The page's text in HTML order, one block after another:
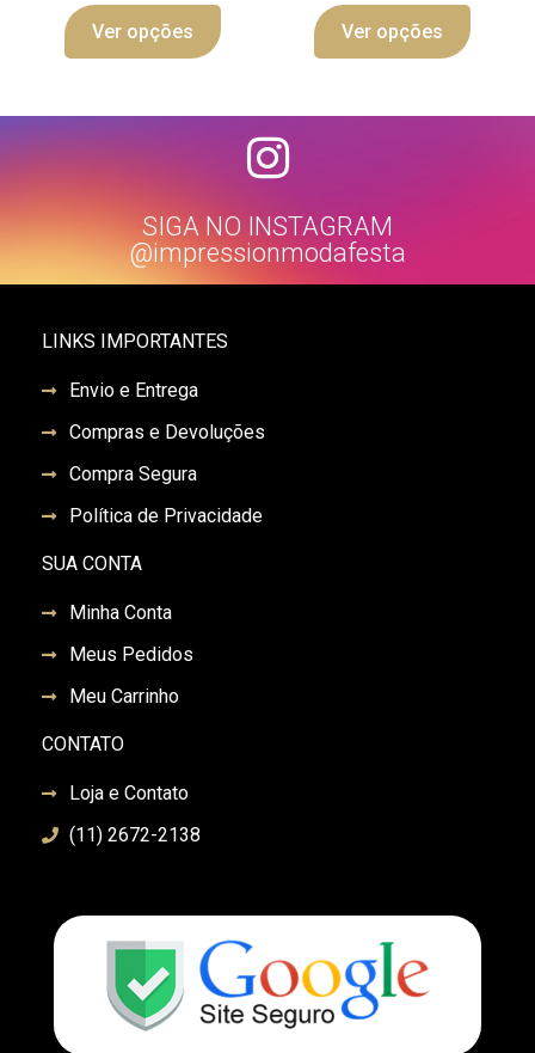
Ver opções Ver opções
SIGA NO INSTAGRAM
@impressionmodafesta
LINKS IMPORTANTES
Envio e Entrega
Compras e Devoluções
Compra Segura
Política de Privacidade
SUA CONTA
Minha Conta
Meus Pedidos
Meu Carrinho
CONTATO
Loja e Contato
(11) 2672-2138